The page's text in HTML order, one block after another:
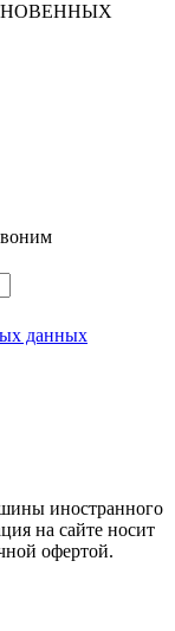
данных
иностранного
на сайте носит
офертой.